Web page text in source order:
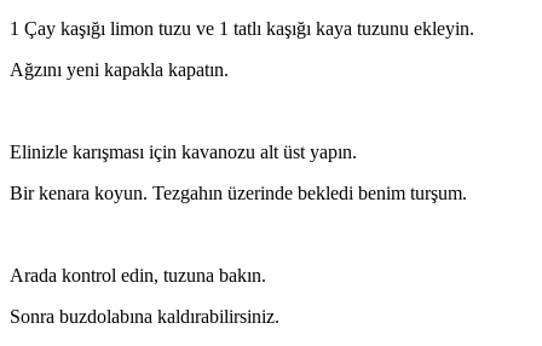
1 Çay kaşığı limon tuzu ve 1 tatlı kaşığı kaya tuzunu ekleyin.
Ağzını yeni kapakla kapatın.
Elinizle karışması için kavanozu alt üst yapın.
Bir kenara koyun. Tezgahın üzerinde bekledi benim turşum.
Arada kontrol edin, tuzuna bakın.
Sonra buzdolabına kaldırabilirsiniz.